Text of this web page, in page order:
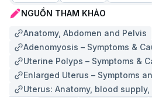
NGUỒN THAM KHẢO
Anatomy, Abdomen and Pelvis
Adenomyosis – Symptoms &
Uterine Polyps – Symptoms &
Enlarged Uterus – Symptoms
Uterus: Anatomy, blood